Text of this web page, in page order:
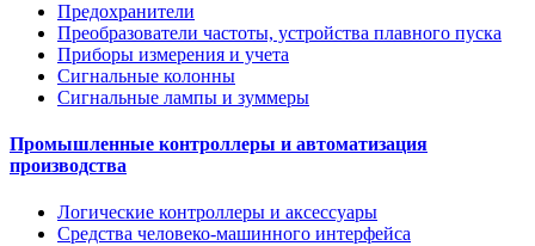
Предохранители
Преобразователи частоты, устройства плавного пуска
Приборы измерения и учета
Сигнальные колонны
Сигнальные лампы и зуммеры
Промышленные контроллеры и автоматизация
производства
Логические контроллеры и аксессуары
Средства человеко-машинного интерфейса